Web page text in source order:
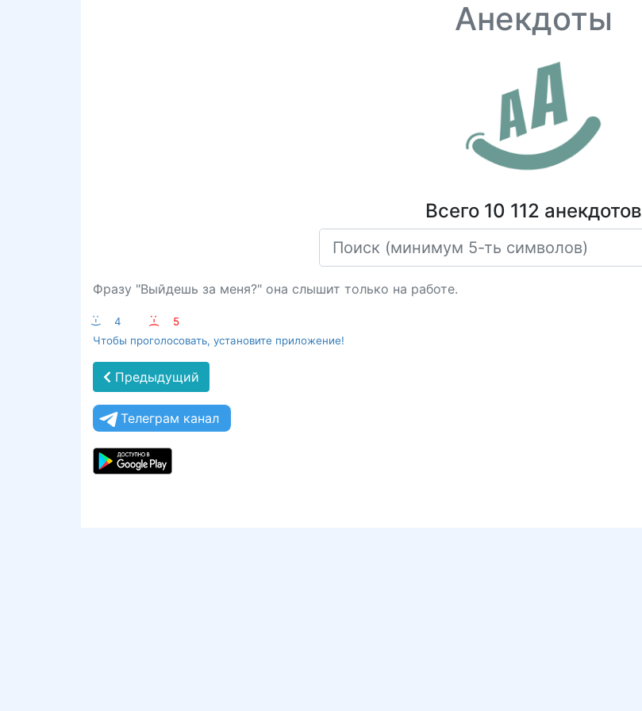
Анекдоты
Всего 10 112 анекдотов
Фразу "Выйдешь за меня?" она слышит только на работе.
:-) 4 :-(
5
Чтобы проголосовать, установите приложение!
Предыдущий
Телеграм канал